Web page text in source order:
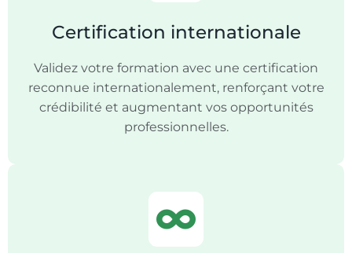
Certification internationale
Validez votre formation avec une certification
reconnue internationalement, renforçant votre
crédibilité et augmentant vos opportunités
professionnelles.